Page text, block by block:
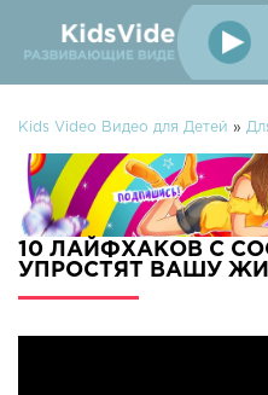
Kids Video Видео для Детей »
10 ЛАЙФХАКОВ С
УПРОСТЯТ ВАШУ